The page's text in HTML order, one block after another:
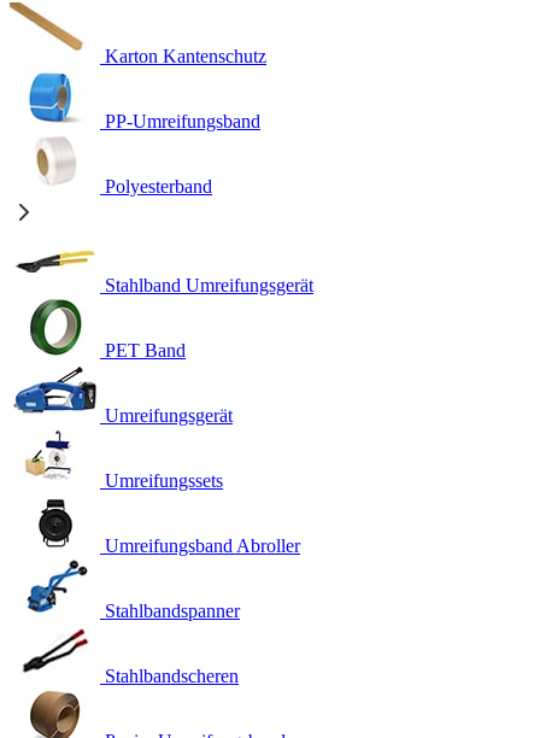
Karton Kantenschutz
PP-Umreifungsband
Polyesterband
Stahlband Umreifungsgerät
PET Band
Umreifungsgerät
Umreifungssets
Umreifungsband Abroller
Stahlbandspanner
Stahlbandscheren